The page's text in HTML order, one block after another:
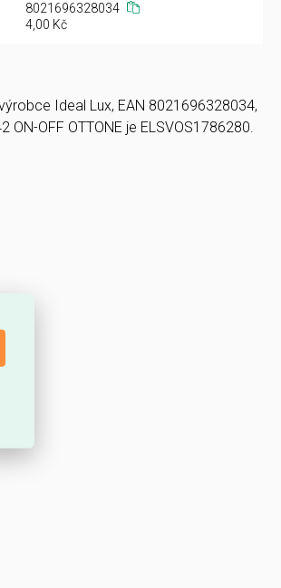
8021696328034
4,00 Kč
Ideal Lux, EAN 8021696328034,
OFF OTTONE je ELSVOS1786280.